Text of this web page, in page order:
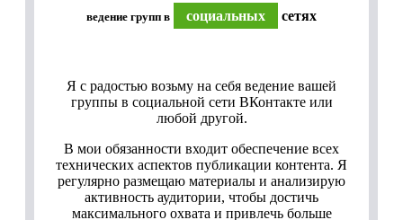
ведение групп в социальных сетях
Я с радостью возьму на себя ведение вашей
группы в социальной сети ВКонтакте или
любой другой.
В мои обязанности входит обеспечение всех
технических аспектов публикации контента. Я
регулярно размещаю материалы и анализирую
активность аудитории, чтобы достичь
максимального охвата и привлечь больше